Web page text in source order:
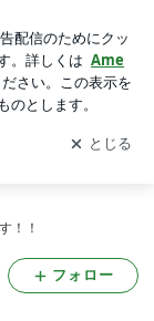
け取りまし
開く
！！
フォロー